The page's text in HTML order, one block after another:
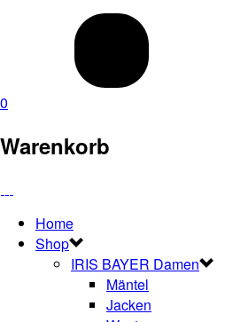
0
Warenkorb
Home
Shop
IRIS BAYER Damen
Mäntel
Jacken